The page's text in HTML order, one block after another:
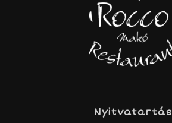
Nyitvatartás